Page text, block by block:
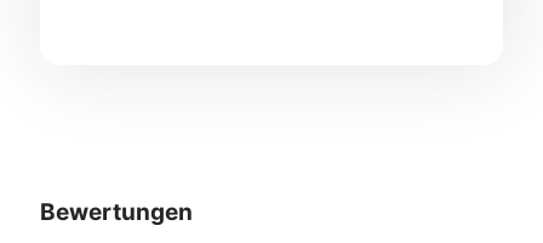
Bewertungen